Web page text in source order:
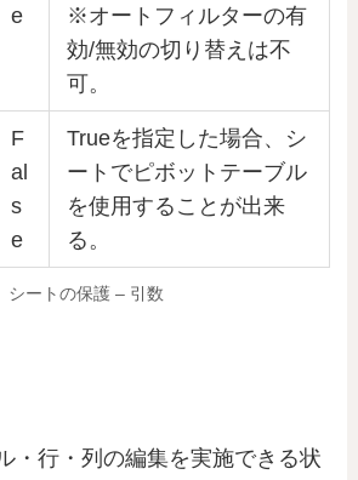
e
※オートフィルターの有
効/無効の切り替えは不
可。
F
al
s
e
Trueを指定した場合、シ
ートでピボットテーブル
を使用することが出来
る。
シートの保護 – 引数
・行・列の編集を実施できる状